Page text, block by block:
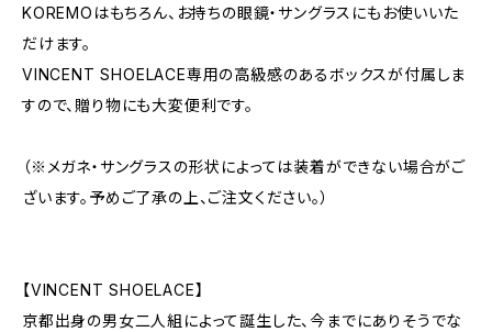
KOREMOはもちろん、お持ちの眼鏡・サングラスにもお使いいた
だけます。
VINCENT SHOELACE専用の高級感のあるボックスが付属しま
すので、贈り物にも大変便利です。
（※メガネ・サングラスの形状によっては装着ができない場合がご
ざいます。予めご了承の上、ご注文ください。）
【VINCENT SHOELACE】
京都出身の男女二人組によって誕生した、今までにありそうでな